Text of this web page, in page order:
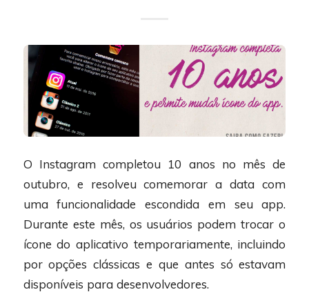
O Instagram completou 10 anos no mês de
outubro, e resolveu comemorar a data com
uma funcionalidade escondida em seu app.
Durante este mês, os usuários podem trocar o
ícone do aplicativo temporariamente, incluindo
por opções clássicas e que antes só estavam
disponíveis para desenvolvedores.